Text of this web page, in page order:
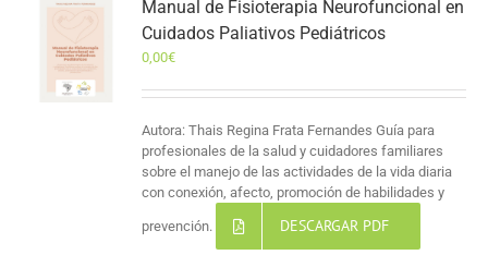
Manual de Fisioterapia Neurofuncional en
Cuidados Paliativos Pediátricos
0,00€
Autora: Thais Regina Frata Fernandes Guía para
profesionales de la salud y cuidadores familiares
sobre el manejo de las actividades de la vida diaria
con conexión, afecto, promoción de habilidades y
prevención. DESCARGAR PDF